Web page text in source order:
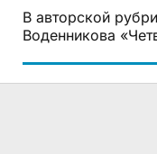
В авторской
Воденникова